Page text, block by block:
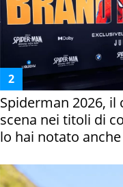
Spiderman 2026, il
scena nei titoli di
lo hai notato anche